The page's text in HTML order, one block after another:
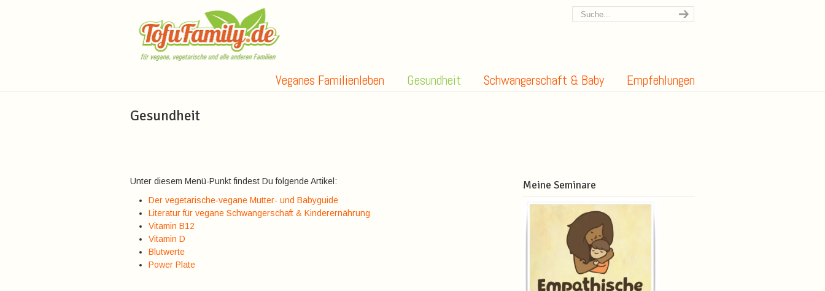
Veganes Familienleben Gesundheit Schwangerschaft & Baby Empfehlungen
Gesundheit
Unter diesem Menü-Punkt findest Du folgende Artikel:
Der vegetarische-vegane Mutter- und Babyguide
Literatur für vegane Schwangerschaft & Kinderernährung
Vitamin B12
Vitamin D
Blutwerte
Power Plate
Meine Seminare